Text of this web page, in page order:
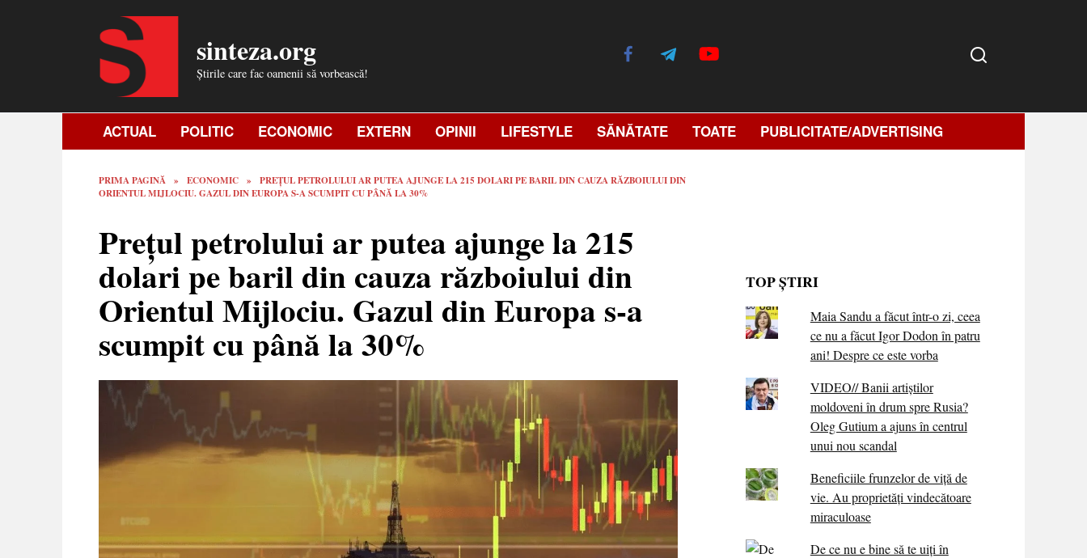
sinteza.org
Știrile care fac oamenii să vorbească!
ACTUAL POLITIC ECONOMIC EXTERN OPINII LIFESTYLE SĂNĂTATE TOATE PUBLICITATE/ADVERTISING
PRIMA PAGINĂ » ECONOMIC »
PREȚUL PETROLULUI AR PUTEA AJUNGE LA 215 DOLARI PE BARIL DIN CAUZA RĂZBOIULUI DIN
ORIENTUL MIJLOCIU. GAZUL DIN EUROPA S-A SCUMPIT CU PÂNĂ LA 30%
Prețul petrolului ar putea ajunge la 215
dolari pe baril din cauza războiului din
Orientul Mijlociu. Gazul din Europa s-a
scumpit cu până la 30%
TOP ȘTIRI
Maia Sandu a făcut într-o zi, ceea
ce nu a făcut Igor Dodon în patru
ani! Despre ce este vorba
VIDEO// Banii artiștilor
moldoveni în drum spre Rusia?
Oleg Gutium a ajuns în centrul
unui nou scandal
Beneficiile frunzelor de viță de
vie. Au proprietăţi vindecătoare
miraculoase
De ce nu e bine să te uiți în